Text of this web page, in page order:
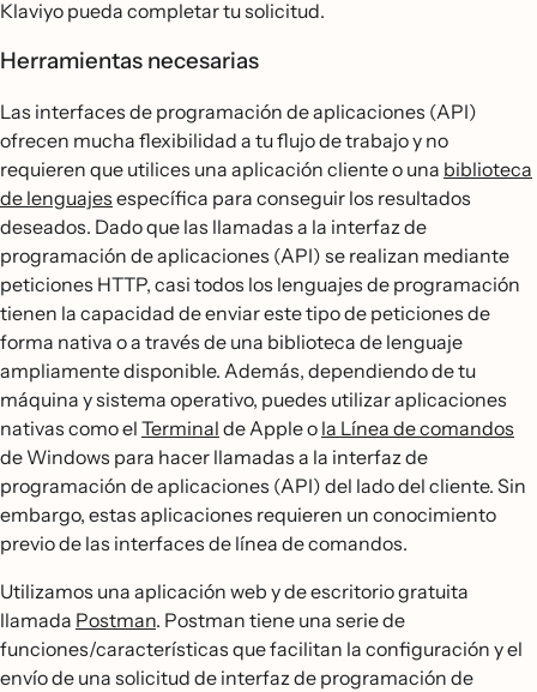
Klaviyo pueda completar tu solicitud.
Herramientas necesarias
Las interfaces de programación de aplicaciones (API)
ofrecen mucha flexibilidad a tu flujo de trabajo y no
requieren que utilices una aplicación cliente o una biblioteca
de lenguajes específica para conseguir los resultados
deseados. Dado que las llamadas a la interfaz de
programación de aplicaciones (API) se realizan mediante
peticiones HTTP, casi todos los lenguajes de programación
tienen la capacidad de enviar este tipo de peticiones de
forma nativa o a través de una biblioteca de lenguaje
ampliamente disponible. Además, dependiendo de tu
máquina y sistema operativo, puedes utilizar aplicaciones
nativas como el Terminal de Apple o la Línea de comandos
de Windows para hacer llamadas a la interfaz de
programación de aplicaciones (API) del lado del cliente. Sin
embargo, estas aplicaciones requieren un conocimiento
previo de las interfaces de línea de comandos.
Utilizamos una aplicación web y de escritorio gratuita
llamada Postman. Postman tiene una serie de
funciones/características que facilitan la configuración y el
envío de una solicitud de interfaz de programación de